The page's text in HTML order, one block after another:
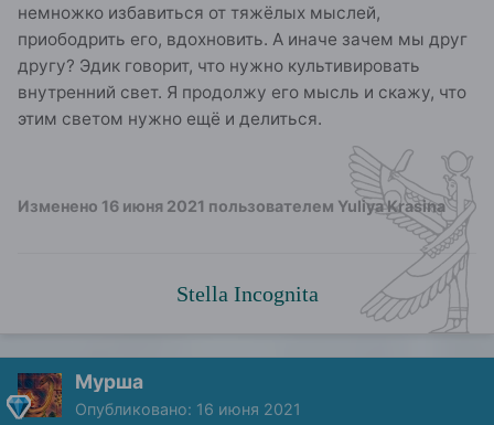
немножко избавиться от тяжёлых мыслей,
приободрить его, вдохновить. А иначе зачем мы друг
другу? Эдик говорит, что нужно культивировать
внутренний свет. Я продолжу его мысль и скажу, что
этим светом нужно ещё и делиться.
Изменено 16 июня 2021 пользователем Yuliya Krasina
Stella Incognita
Мурша
Опубликовано: 16 июня 2021